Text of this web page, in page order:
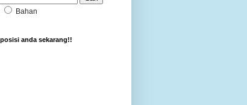
Bahan
anda sekarang!!